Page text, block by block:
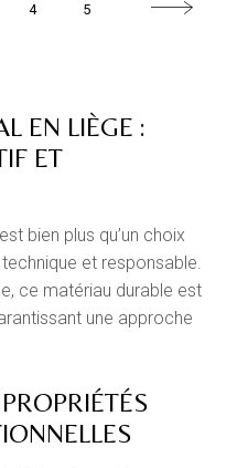
4 5
EN LIÈGE :
ET
est bien plus qu’un choix
et responsable.
ce matériau durable est
une approche